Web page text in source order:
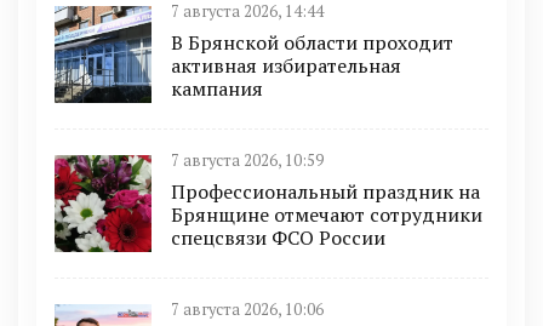
7 августа 2026, 14:44
В Брянской области проходит
активная избирательная
кампания
7 августа 2026, 10:59
Профессиональный праздник на
Брянщине отмечают сотрудники
спецсвязи ФСО России
7 августа 2026, 10:06